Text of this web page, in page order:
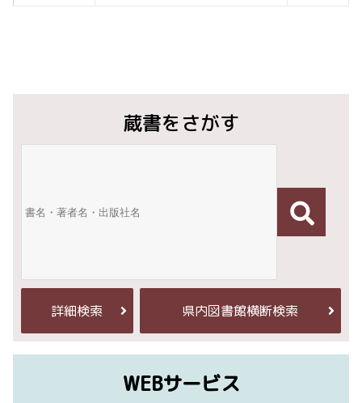
蔵書をさがす
詳細検索 県内図書館横断検索
WEBサービス